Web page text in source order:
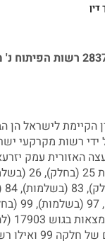
דין
ת"א (נצרת) 28378-06-19
הקיימת לישראל
ידי רשות מקרקעי
האזורית עמק
102
הקק"ל רשומה